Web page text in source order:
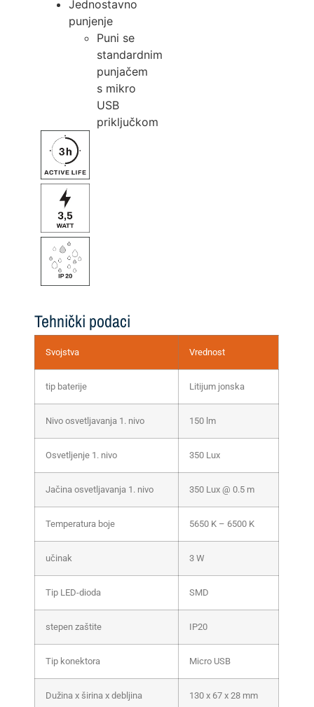
Jednostavno
punjenje
Puni se
standardnim
punjačem
s mikro
USB
priključkom
Tehnički podaci
Svojstva Vrednost
tip baterije Litijum jonska
Nivo osvetljavanja 1. nivo 150 lm
Osvetljenje 1. nivo 350 Lux
Jačina osvetljavanja 1. nivo 350 Lux @ 0.5 m
Temperatura boje 5650 K – 6500 K
učinak 3 W
Tip LED-dioda SMD
stepen zaštite IP20
Tip konektora Micro USB
Dužina x širina x debljina 130 x 67 x 28 mm